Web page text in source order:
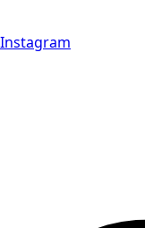
Instagram